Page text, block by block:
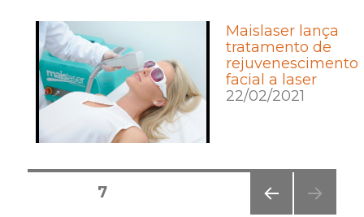
Maislaser lança
tratamento de
rejuvenescimento
facial a laser
22/02/2021
Posts
PÁGINA7